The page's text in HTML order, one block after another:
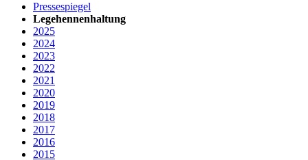
Pressespiegel
Legehennenhaltung
2025
2024
2023
2022
2021
2020
2019
2018
2017
2016
2015